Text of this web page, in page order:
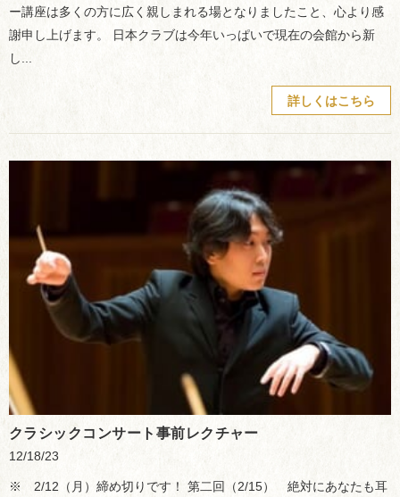
ー講座は多くの方に広く親しまれる場となりましたこと、心より感
謝申し上げます。 日本クラブは今年いっぱいで現在の会館から新
し...
詳しくはこちら
クラシックコンサート事前レクチャー
12/18/23
※ 2/12（月）締め切りです！ 第二回（2/15） 絶対にあなたも耳